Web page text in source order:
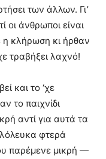
των άλλων. Γι’
οι άνθρωποι είναι
η κλήρωση κι ήρθαν
τραβήξει λαχνό!
και το ‘χε
το παιχνίδι
αντί για αυτά τα
φτερά
παρέμενε μικρή —